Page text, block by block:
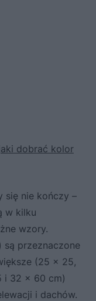
dobrać kolor
się nie kończy –
w kilku
wzory.
są przeznaczone
(25 x 25,
i 32 x 60 cm)
i dachów.